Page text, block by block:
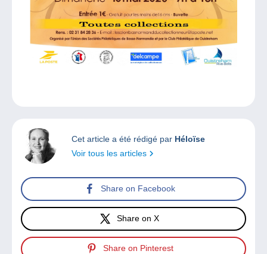
Cet article a été rédigé par Héloïse
Voir tous les articles
Share on Facebook
Share on X
Share on Pinterest